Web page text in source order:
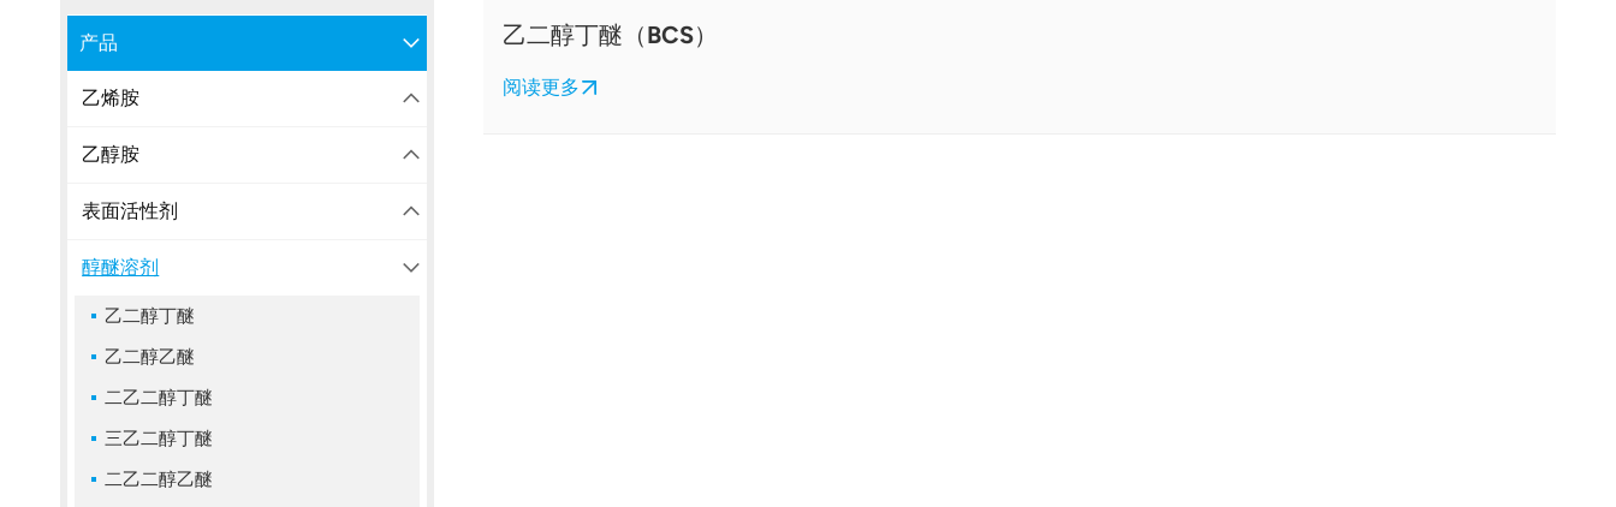
产品
乙烯胺
乙醇胺
表面活性剂
醇醚溶剂
乙二醇丁醚
乙二醇乙醚
二乙二醇丁醚
三乙二醇丁醚
二乙二醇乙醚
乙二醇丁醚（BCS）
阅读更多